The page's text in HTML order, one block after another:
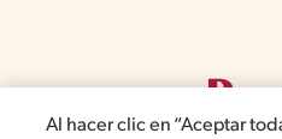
Al hacer clic en “Aceptar